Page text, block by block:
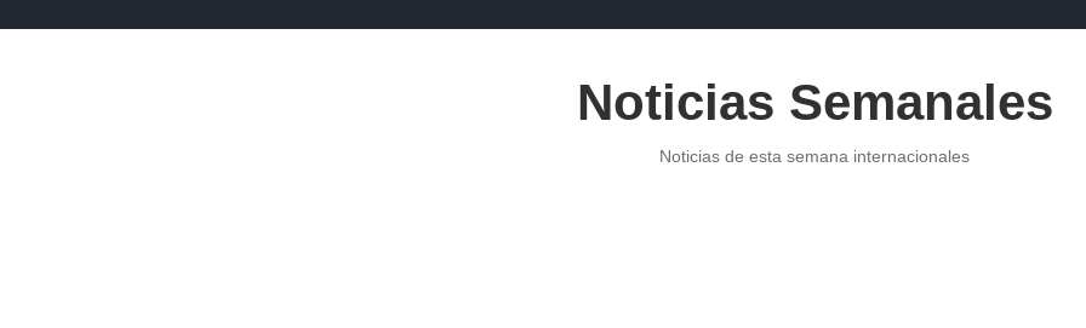
Noticias Semanales
Noticias de esta semana internacionales